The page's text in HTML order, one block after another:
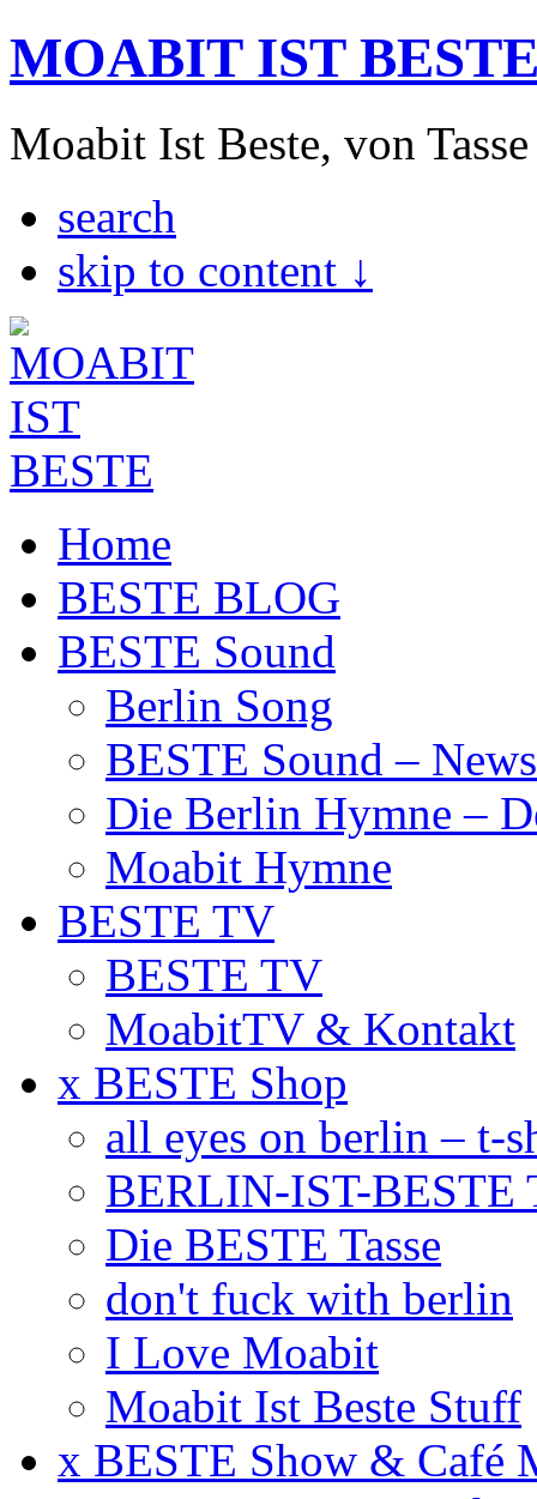
MOABIT IST
Moabit Ist Beste, von
search
skip to content ↓
Home
BESTE BLOG
BESTE Sound
Berlin Song
BESTE Sound –
Die Berlin Hymne –
Moabit Hymne
BESTE TV
BESTE TV
MoabitTV & Kontakt
x BESTE Shop
all eyes on berlin – t-
BERLIN-IST-BESTE
Die BESTE Tasse
don't fuck with berlin
I Love Moabit
Moabit Ist Beste Stuff
x BESTE Show & Café